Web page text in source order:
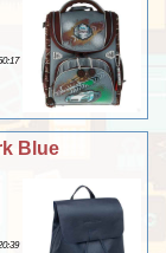
Blue